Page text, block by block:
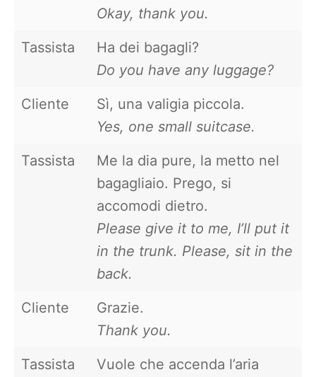
Okay, thank you.
Tassista
Ha dei bagagli?
Do you have any luggage?
Cliente
Sì, una valigia piccola.
Yes, one small suitcase.
Tassista
Me la dia pure, la metto nel
bagagliaio. Prego, si
accomodi dietro.
Please give it to me, I’ll put it
in the trunk. Please, sit in the
back.
Cliente
Grazie.
Thank you.
Tassista
Vuole che accenda l’aria